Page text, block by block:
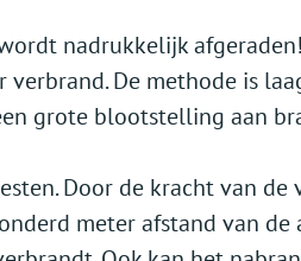
nadrukkelijk
verbrand. De methode is
grote blootstelling aan
Door de kracht van
meter afstand van de